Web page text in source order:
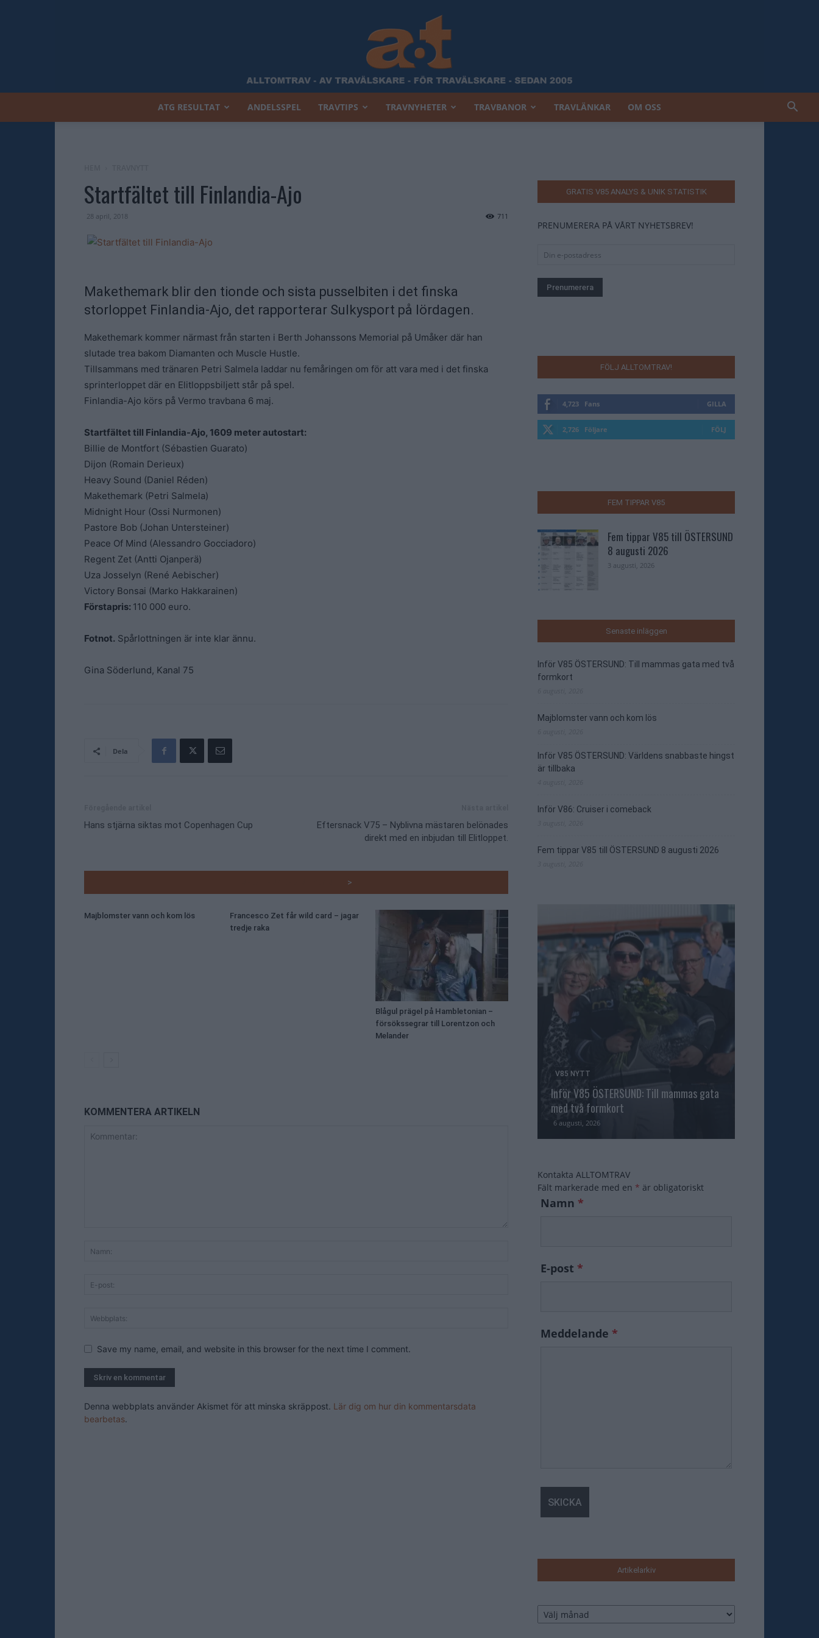
Trav
ATG RESULTAT ANDELSSPEL TRAVTIPS TRAVNYHETER TRAVBANOR TRAVLÄNKAR OM OSS
Startfältet till Finlandia-Ajo
28 april, 2018 711
Makethemark blir den tionde och sista pusselbiten i det finska
storloppet Finlandia-Ajo, det rapporterar Sulkysport på lördagen.
Makethemark kommer närmast från starten i Berth Johanssons Memorial på Umåker där han
slutade trea bakom Diamanten och Muscle Hustle.
Tillsammans med tränaren Petri Salmela laddar nu femåringen om för att vara med i det finska
sprinterloppet där en Elitloppsbiljett står på spel.
Finlandia-Ajo körs på Vermo travbana 6 maj.
Startfältet till Finlandia-Ajo, 1609 meter autostart:
Billie de Montfort (Sébastien Guarato)
Dijon (Romain Derieux)
Heavy Sound (Daniel Réden)
Makethemark (Petri Salmela)
Midnight Hour (Ossi Nurmonen)
Pastore Bob (Johan Untersteiner)
Peace Of Mind (Alessandro Gocciadoro)
Regent Zet (Antti Ojanperä)
Uza Josselyn (René Aebischer)
Victory Bonsai (Marko Hakkarainen)
Förstapris: 110 000 euro.
Fotnot. Spårlottningen är inte klar ännu.
Gina Söderlund, Kanal 75
Dela
Hans stjärna siktas mot Copenhagen Cup
Eftersnack V75 – Nyblivna mästaren belönades
direkt med en inbjudan till Elitloppet.
>
Majblomster vann och kom lös
Francesco Zet får wild card – jagar
tredje raka
Blågul prägel på Hambletonian –
försökssegrar till Lorentzon och
Melander
KOMMENTERA ARTIKELN
Save my name, email, and website in this browser for the next time I comment.
Denna webbplats använder Akismet för att minska skräppost. Lär dig om hur din kommentarsdata
bearbetas.
GRATIS V85 ANALYS & UNIK STATISTIK
PRENUMERERA PÅ VÅRT NYHETSBREV!
FÖLJ ALLTOMTRAV!
4,723 Fans GILLA
2,726 Följare FÖLJ
FEM TIPPAR V85
Fem tippar V85 till ÖSTERSUND
8 augusti 2026
3 augusti, 2026
Senaste inläggen
Inför V85 ÖSTERSUND: Till mammas gata med två
formkort
Majblomster vann och kom lös
Inför V85 ÖSTERSUND: Världens snabbaste hingst
är tillbaka
Inför V86: Cruiser i comeback
Fem tippar V85 till ÖSTERSUND 8 augusti 2026
V85 NYTT
Inför V85 ÖSTERSUND: Till mammas gata
med två formkort
6 augusti, 2026
Kontakta ALLTOMTRAV
Fält markerade med en * är obligatoriskt
Namn *
E-post *
Meddelande *
Artikelarkiv
Artikelarkiv